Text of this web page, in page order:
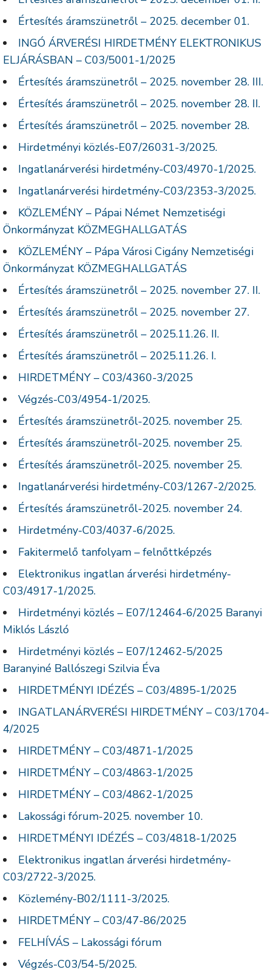
Értesítés áramszünetről – 2025. december 01.
INGÓ ÁRVERÉSI HIRDETMÉNY ELEKTRONIKUS
ELJÁRÁSBAN – C03/5001-1/2025
Értesítés áramszünetről – 2025. november 28. III.
Értesítés áramszünetről – 2025. november 28. II.
Értesítés áramszünetről – 2025. november 28.
Hirdetményi közlés-E07/26031-3/2025.
Ingatlanárverési hirdetmény-C03/4970-1/2025.
Ingatlanárverési hirdetmény-C03/2353-3/2025.
KÖZLEMÉNY – Pápai Német Nemzetiségi
Önkormányzat KÖZMEGHALLGATÁS
KÖZLEMÉNY – Pápa Városi Cigány Nemzetiségi
Önkormányzat KÖZMEGHALLGATÁS
Értesítés áramszünetről – 2025. november 27. II.
Értesítés áramszünetről – 2025. november 27.
Értesítés áramszünetről – 2025.11.26. II.
Értesítés áramszünetről – 2025.11.26. I.
HIRDETMÉNY – C03/4360-3/2025
Végzés-C03/4954-1/2025.
Értesítés áramszünetről-2025. november 25.
Értesítés áramszünetről-2025. november 25.
Értesítés áramszünetről-2025. november 25.
Ingatlanárverési hirdetmény-C03/1267-2/2025.
Értesítés áramszünetről-2025. november 24.
Hirdetmény-C03/4037-6/2025.
Fakitermelő tanfolyam – felnőttképzés
Elektronikus ingatlan árverési hirdetmény-
C03/4917-1/2025.
Hirdetményi közlés – E07/12464-6/2025 Baranyi
Miklós László
Hirdetményi közlés – E07/12462-5/2025
Baranyiné Ballószegi Szilvia Éva
HIRDETMÉNYI IDÉZÉS – C03/4895-1/2025
INGATLANÁRVERÉSI HIRDETMÉNY – C03/1704-
4/2025
HIRDETMÉNY – C03/4871-1/2025
HIRDETMÉNY – C03/4863-1/2025
HIRDETMÉNY – C03/4862-1/2025
Lakossági fórum-2025. november 10.
HIRDETMÉNYI IDÉZÉS – C03/4818-1/2025
Elektronikus ingatlan árverési hirdetmény-
C03/2722-3/2025.
Közlemény-B02/1111-3/2025.
HIRDETMÉNY – C03/47-86/2025
FELHÍVÁS – Lakossági fórum
Végzés-C03/54-5/2025.